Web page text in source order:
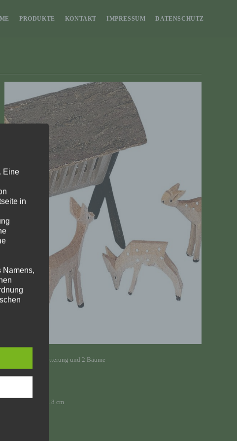
PRODUKTE KONTAKT IMPRESSUM DATENSCHUTZ
Rehruppe mit Fütterung und 2 Bäume
Höhe: Bäume ca. 8 cm
Eine
in
Namens,
der von
Daten